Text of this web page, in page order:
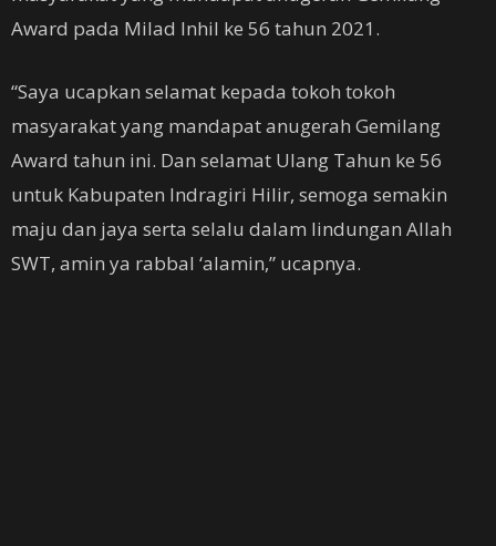
Award pada Milad Inhil ke 56 tahun 2021.
“Saya ucapkan selamat kepada tokoh tokoh
masyarakat yang mandapat anugerah Gemilang
Award tahun ini. Dan selamat Ulang Tahun ke 56
untuk Kabupaten Indragiri Hilir, semoga semakin
maju dan jaya serta selalu dalam lindungan Allah
SWT, amin ya rabbal ‘alamin,” ucapnya.